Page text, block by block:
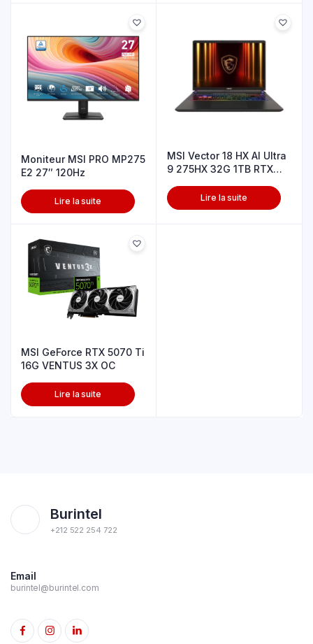
Moniteur MSI PRO MP275
E2 27″ 120Hz
Lire la suite
MSI Vector 18 HX AI Ultra
9 275HX 32G 1TB RTX
Lire la suite
MSI GeForce RTX 5070 Ti
16G VENTUS 3X OC
Lire la suite
Burintel
+212 522 254 722
Email
burintel@burintel.com